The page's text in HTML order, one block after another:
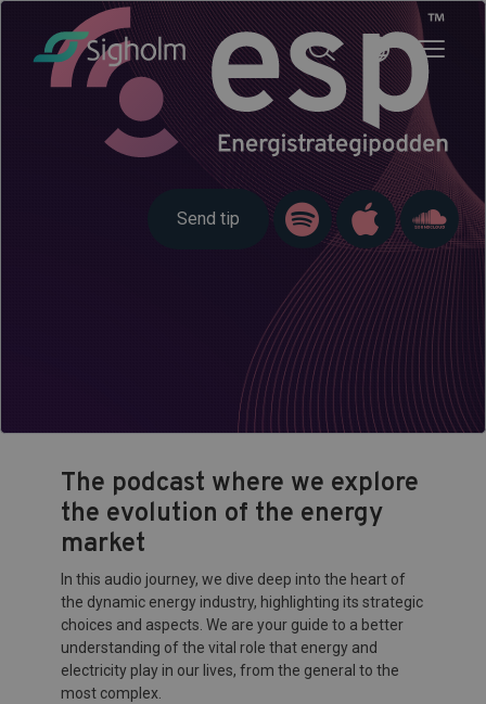
Send tip
The podcast where we explore
the evolution of the energy
market
In this audio journey, we dive deep into the heart of
the dynamic energy industry, highlighting its strategic
choices and aspects. We are your guide to a better
understanding of the vital role that energy and
electricity play in our lives, from the general to the
most complex.